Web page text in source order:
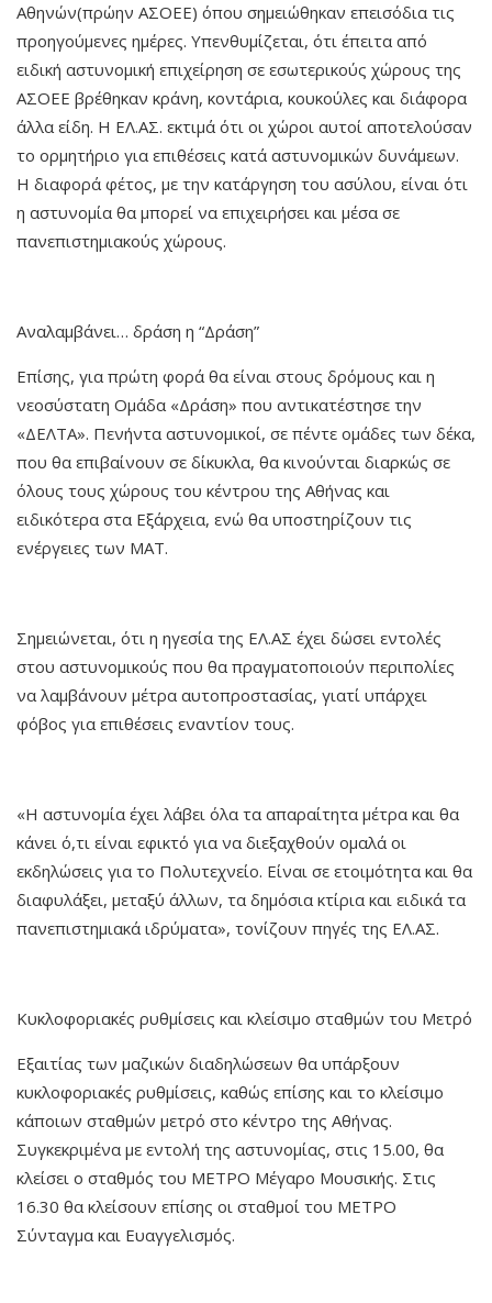
Αθηνών(πρώην ΑΣΟΕΕ) όπου σημειώθηκαν επεισόδια τις
προηγούμενες ημέρες. Υπενθυμίζεται, ότι έπειτα από
ειδική αστυνομική επιχείρηση σε εσωτερικούς χώρους της
ΑΣΟΕΕ βρέθηκαν κράνη, κοντάρια, κουκούλες και διάφορα
άλλα είδη. Η ΕΛ.ΑΣ. εκτιμά ότι οι χώροι αυτοί αποτελούσαν
το ορμητήριο για επιθέσεις κατά αστυνομικών δυνάμεων.
Η διαφορά φέτος, με την κατάργηση του ασύλου, είναι ότι
η αστυνομία θα μπορεί να επιχειρήσει και μέσα σε
πανεπιστημιακούς χώρους.
Αναλαμβάνει… δράση η “Δράση”
Επίσης, για πρώτη φορά θα είναι στους δρόμους και η
νεοσύστατη Ομάδα «Δράση» που αντικατέστησε την
«ΔΕΛΤΑ». Πενήντα αστυνομικοί, σε πέντε ομάδες των δέκα,
που θα επιβαίνουν σε δίκυκλα, θα κινούνται διαρκώς σε
όλους τους χώρους του κέντρου της Αθήνας και
ειδικότερα στα Εξάρχεια, ενώ θα υποστηρίζουν τις
ενέργειες των ΜΑΤ.
Σημειώνεται, ότι η ηγεσία της ΕΛ.ΑΣ έχει δώσει εντολές
στου αστυνομικούς που θα πραγματοποιούν περιπολίες
να λαμβάνουν μέτρα αυτοπροστασίας, γιατί υπάρχει
φόβος για επιθέσεις εναντίον τους.
«Η αστυνομία έχει λάβει όλα τα απαραίτητα μέτρα και θα
κάνει ό,τι είναι εφικτό για να διεξαχθούν ομαλά οι
εκδηλώσεις για το Πολυτεχνείο. Είναι σε ετοιμότητα και θα
διαφυλάξει, μεταξύ άλλων, τα δημόσια κτίρια και ειδικά τα
πανεπιστημιακά ιδρύματα», τονίζουν πηγές της ΕΛ.ΑΣ.
Κυκλοφοριακές ρυθμίσεις και κλείσιμο σταθμών του Μετρό
Εξαιτίας των μαζικών διαδηλώσεων θα υπάρξουν
κυκλοφοριακές ρυθμίσεις, καθώς επίσης και το κλείσιμο
κάποιων σταθμών μετρό στο κέντρο της Αθήνας.
Συγκεκριμένα με εντολή της αστυνομίας, στις 15.00, θα
κλείσει ο σταθμός του ΜΕΤΡΟ Μέγαρο Μουσικής. Στις
16.30 θα κλείσουν επίσης οι σταθμοί του ΜΕΤΡΟ
Σύνταγμα και Ευαγγελισμός.